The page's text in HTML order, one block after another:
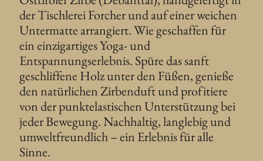
der Tischlerei Forcher und auf einer weichen
Untermatte arrangiert. Wie geschaffen für
ein einzigartiges Yoga- und
Entspannungserlebnis. Spüre das sanft
geschliffene Holz unter den Füßen, genieße
den natürlichen Zirbenduft und profitiere
von der punktelastischen Unterstützung bei
jeder Bewegung. Nachhaltig, langlebig und
umweltfreundlich – ein Erlebnis für alle
Sinne.